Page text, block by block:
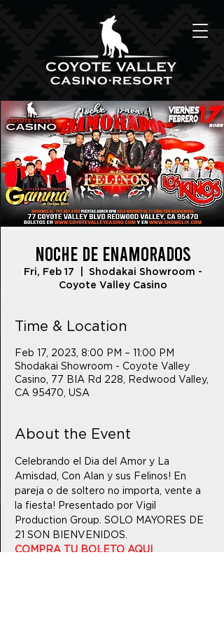
Noche de Enamorados
Fri, Feb 17
Shodakai Showroom -
Coyote Valley Casino
Time & Location
Feb 17, 2023, 8:00 PM – 11:00 PM
Shodakai Showroom - Coyote Valley
Casino, 77 BIA Rd 228, Redwood Valley,
CA 95470, USA
About the Event
Celebrando el Dia del Amor y La
Amisdad, Con Alan y sus Felinos! En
pareja o de soltero no importa, vente a
la fiesta! Presentado por Vigil
Production Group. SOLO MAYORES DE
21 SON BIENVENIDOS.
COMPRA TU BOLETO AQUI